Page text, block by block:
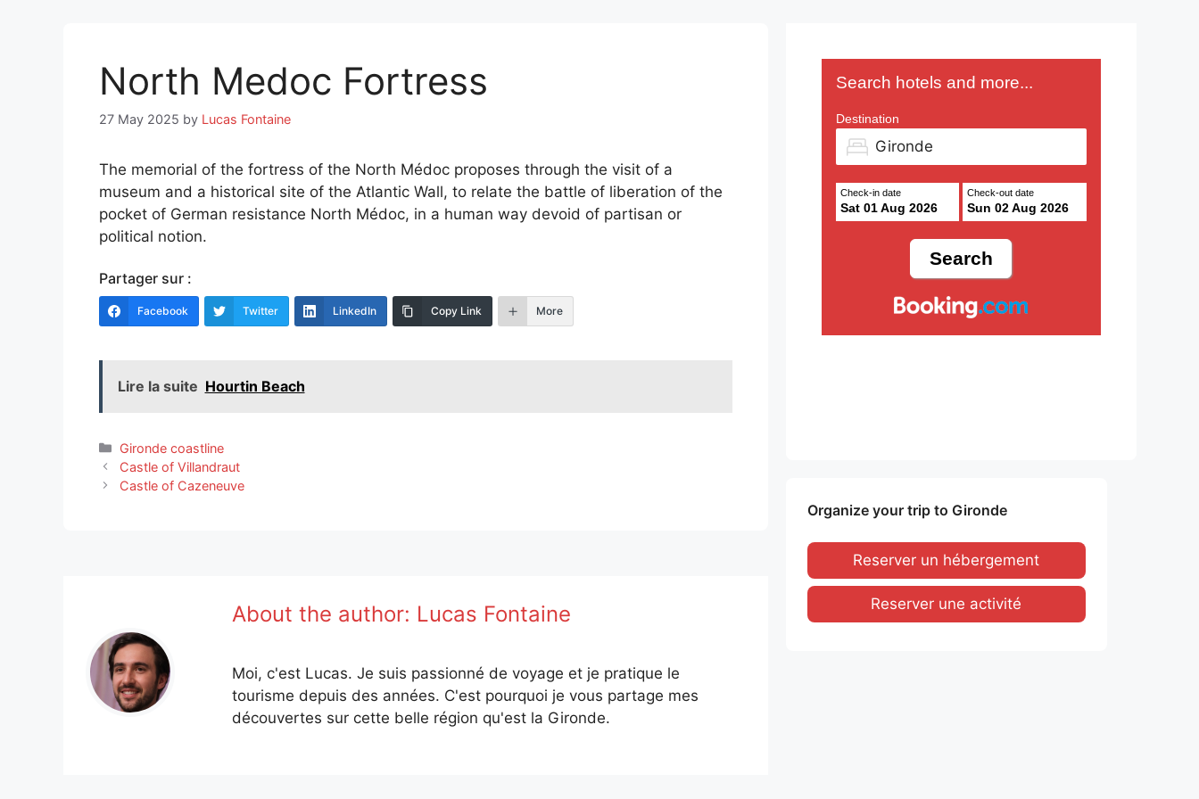
North Medoc Fortress
27 May 2025 by Lucas Fontaine
The memorial of the fortress of the North Médoc proposes through the visit of a
museum and a historical site of the Atlantic Wall, to relate the battle of liberation of the
pocket of German resistance North Médoc, in a human way devoid of partisan or
political notion.
Partager sur :
Facebook Twitter LinkedIn Copy Link More
Lire la suite Hourtin Beach
Categories
Gironde coastline
Castle of Villandraut
Castle of Cazeneuve
About the author: Lucas Fontaine
Moi, c'est Lucas. Je suis passionné de voyage et je pratique le
tourisme depuis des années. C'est pourquoi je vous partage mes
découvertes sur cette belle région qu'est la Gironde.
Search hotels and more...
Destination
Check-in date
Sat 01 Aug 2026
Check-out date
Sun 02 Aug 2026
Organize your trip to Gironde
Reserver un hébergement
Reserver une activité